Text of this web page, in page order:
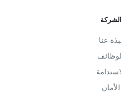
الشركة
عنا
الأمان